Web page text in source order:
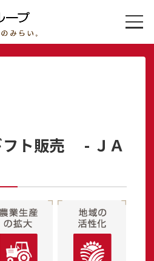
フト販売 - ＪＡ